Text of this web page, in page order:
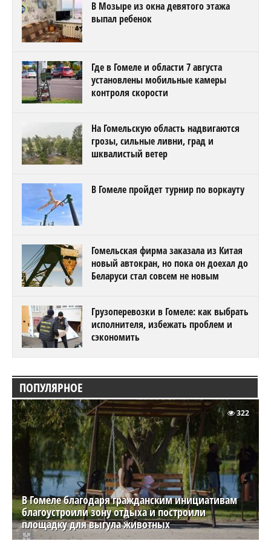
В Мозыре из окна девятого этажа
выпал ребенок
Где в Гомеле и области 7 августа
установлены мобильные камеры
контроля скорости
На Гомельскую область надвигаются
грозы, сильные ливни, град и
шквалистый ветер
В Гомеле пройдет турнир по воркауту
Гомельская фирма заказала из Китая
новый автокран, но пока он доехал до
Беларуси стал совсем не новым
Грузоперевозки в Гомеле: как выбрать
исполнителя, избежать проблем и
сэкономить
ПОПУЛЯРНОЕ
В Гомеле благодаря гражданским инициативам
благоустроили зону отдыха и построили
площадку для выгула животных
322